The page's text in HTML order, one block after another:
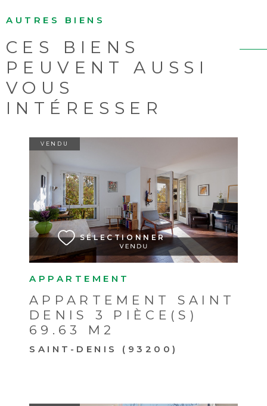
AUTRES BIENS
CES BIENS
PEUVENT AUSSI
VOUS
INTÉRESSER
APPARTEMENT
APPARTEMENT SAINT
DENIS 3 PIÈCE(S)
69.63 M2
SAINT-DENIS (93200)
VENDU
SÉLECTIONNER
VOIR LE BIEN